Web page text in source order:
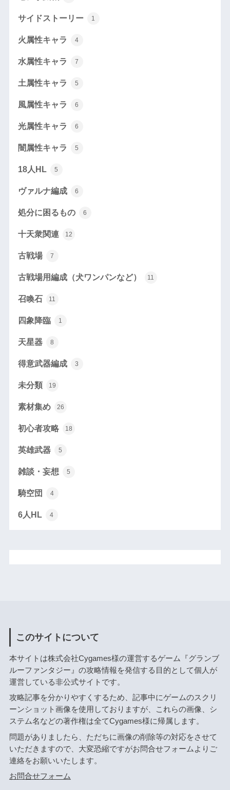
サイドストーリー 1
火属性キャラ 4
水属性キャラ 7
土属性キャラ 5
風属性キャラ 6
光属性キャラ 6
闇属性キャラ 5
18人HL 5
ヴァルナ編成 6
処分に困るもの 6
十天衆関連 12
古戦場 7
古戦場用編成（犬ワンパンなど） 11
召喚石 11
四象降臨 1
天星器 8
得意武器編成 3
未分類 19
素材集め 26
初心者攻略 18
英雄武器 5
雑談・妄想 5
騎空団 4
6人HL 4
このサイトについて
本サイトは株式会社Cygames様の運営するゲーム『グランブ
ルーファンタジー』の攻略情報を発信する目的として個人が
運営している非公式サイトです。
攻略記事を分かりやすくするため、記事中にゲームのスクリ
ーンショット画像を使用しておりますが、これらの画像、シ
ステム名などの著作権は全てCygames様に帰属します。
問題がありましたら、ただちに画像の削除等の対応をさせて
いただきますので、大変恐縮ですがお問合せフォームよりご
連絡をお願いいたします。
お問合せフォーム